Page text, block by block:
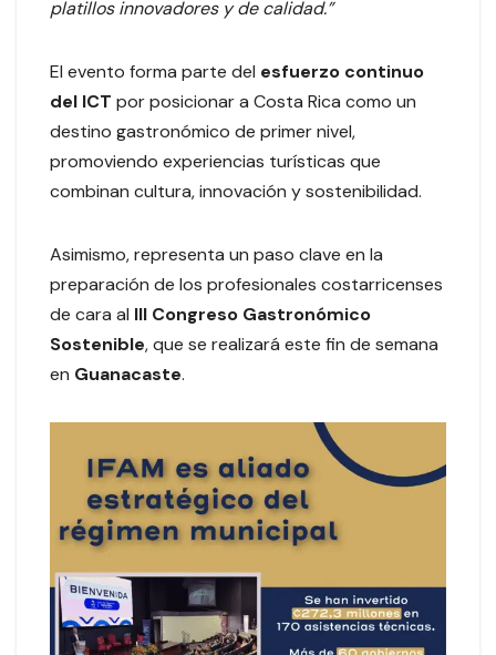
platillos innovadores y de calidad.”
El evento forma parte del esfuerzo continuo
del ICT por posicionar a Costa Rica como un
destino gastronómico de primer nivel,
promoviendo experiencias turísticas que
combinan cultura, innovación y sostenibilidad.
Asimismo, representa un paso clave en la
preparación de los profesionales costarricenses
de cara al III Congreso Gastronómico
Sostenible, que se realizará este fin de semana
en Guanacaste.